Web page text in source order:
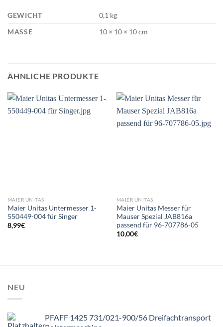
GEWICHT
0,1 kg
MASSE
10 × 10 × 10 cm
ÄHNLICHE PRODUKTE
MAIER UNITAS
Maier Unitas Untermesser 1-
550449-004 für Singer
8,99€
MAIER UNITAS
Maier Unitas Messer für
Mauser Spezial JAB816a
passend für 96-707786-05
10,00€
NEU
PFAFF 1425 731/021-900/56 Dreifachtransport